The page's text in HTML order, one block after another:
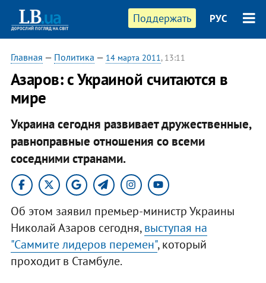
Поддержать РУС
Главная — Политика — 14 марта 2011, 13:11
Азаров: с Украиной считаются в
мире
Украина сегодня развивает дружественные,
равноправные отношения со всеми
соседними странами.
Об этом заявил премьер-министр Украины
Николай Азаров сегодня,выступая на
"Саммите лидеров перемен", который
проходит в Стамбуле.